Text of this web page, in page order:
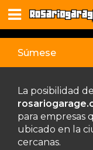
Súmese
La posibilidad
para empresas
ubicado en la
cercanas.